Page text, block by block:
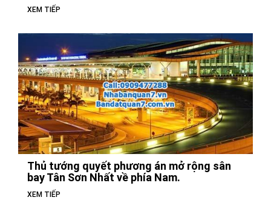
XEM TIẾP
Thủ tướng quyết phương án mở rộng sân
bay Tân Sơn Nhất về phía Nam.
XEM TIẾP